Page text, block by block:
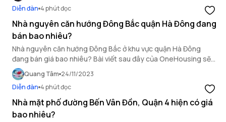
Diễn đàn 4 phút đọc
Nhà nguyên căn hướng Đông Bắc quận Hà Đông đang
bán bao nhiêu?
Nhà nguyên căn hướng Đông Bắc ở khu vực quận Hà Đông
đang bán giá bao nhiêu? Bài viết sau đây của OneHousing sẽ
giúp bạn cập nhật thông tin chi tiết về loại hình bất động này.
Quang Tâm 24/11/2023
Diễn đàn 4 phút đọc
Nhà mặt phố đường Bến Vân Đồn, Quận 4 hiện có giá
bao nhiêu?